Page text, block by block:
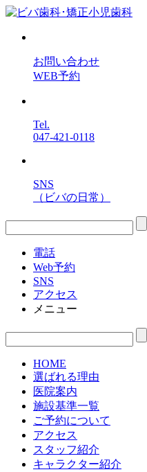
お問い合わせ
WEB予約
Tel.
047-421-0118
SNS
（ビバの日常）
電話
Web予約
SNS
アクセス
メニュー
HOME
選ばれる理由
医院案内
施設基準一覧
ご予約について
アクセス
スタッフ紹介
キャラクター紹介